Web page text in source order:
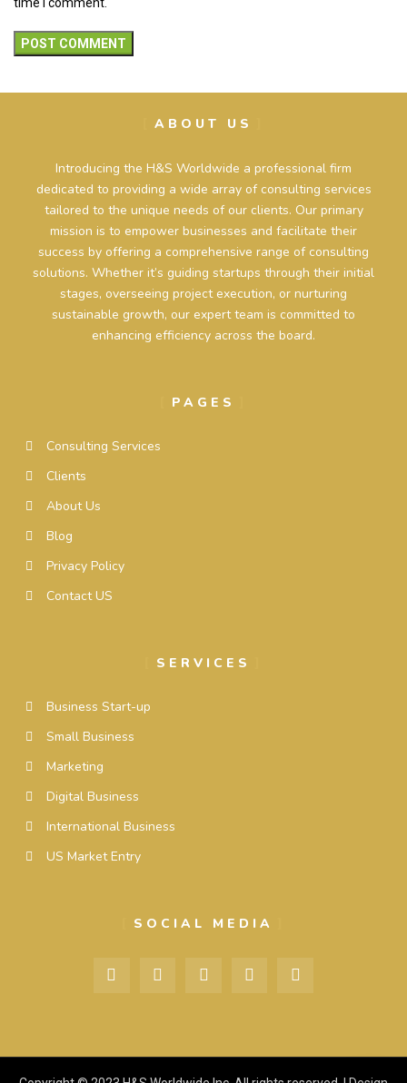
ABOUT US
Introducing the H&S Worldwide a professional firm
dedicated to providing a wide array of consulting services
tailored to the unique needs of our clients. Our primary
mission is to empower businesses and facilitate their
success by offering a comprehensive range of consulting
solutions. Whether it’s guiding startups through their initial
stages, overseeing project execution, or nurturing
sustainable growth, our expert team is committed to
enhancing efficiency across the board.
PAGES
Consulting Services
Clients
About Us
Blog
Privacy Policy
Contact US
SERVICES
Business Start-up
Small Business
Marketing
Digital Business
International Business
US Market Entry
SOCIAL MEDIA